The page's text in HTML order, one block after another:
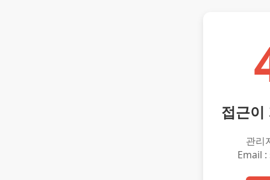
접근이
관리
Email